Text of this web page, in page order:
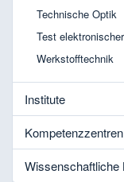
Technische Optik
Test
Werkstofftechnik
Institute
Kompetenzzentren
Wissenschaftliche